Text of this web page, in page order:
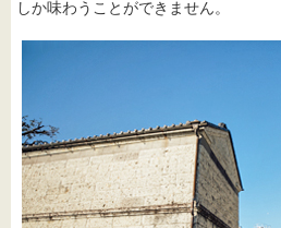
しか味わうことができません。